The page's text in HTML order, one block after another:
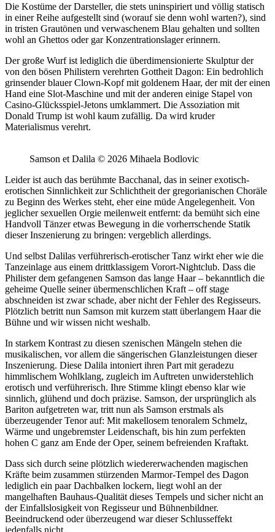
Die Kostüme der Darsteller, die stets uninspiriert und völlig statisch
in einer Reihe aufgestellt sind (worauf sie denn wohl warten?), sind
in tristen Grautönen und verwaschenem Blau gehalten und sollten
wohl an Ghettos oder gar Konzentrationslager erinnern.
Der große Wurf ist lediglich die überdimensionierte Skulptur der
von den bösen Philistern verehrten Gottheit Dagon: Ein bedrohlich
grinsender blauer Clown-Kopf mit goldenem Haar, der mit der einen
Hand eine Slot-Maschine und mit der anderen einige Stapel von
Casino-Glücksspiel-Jetons umklammert. Die Assoziation mit
Donald Trump ist wohl kaum zufällig. Da wird kruder
Materialismus verehrt.
Samson et Dalila © 2026 Mihaela Bodlovic
Leider ist auch das berühmte Bacchanal, das in seiner exotisch-
erotischen Sinnlichkeit zur Schlichtheit der gregorianischen Choräle
zu Beginn des Werkes steht, eher eine müde Angelegenheit. Von
jeglicher sexuellen Orgie meilenweit entfernt: da bemüht sich eine
Handvoll Tänzer etwas Bewegung in die vorherrschende Statik
dieser Inszenierung zu bringen: vergeblich allerdings.
Und selbst Dalilas verführerisch-erotischer Tanz wirkt eher wie die
Tanzeinlage aus einem drittklassigem Vorort-Nightclub. Dass die
Philister dem gefangenen Samson das lange Haar – bekanntlich die
geheime Quelle seiner übermenschlichen Kraft – off stage
abschneiden ist zwar schade, aber nicht der Fehler des Regisseurs.
Plötzlich betritt nun Samson mit kurzem statt überlangem Haar die
Bühne und wir wissen nicht weshalb.
In starkem Kontrast zu diesen szenischen Mängeln stehen die
musikalischen, vor allem die sängerischen Glanzleistungen dieser
Inszenierung. Diese Dalila intoniert ihren Part mit geradezu
himmlischem Wohlklang, zugleich im Auftreten unwiderstehlich
erotisch und verführerisch. Ihre Stimme klingt ebenso klar wie
sinnlich, glühend und doch präzise. Samson, der ursprünglich als
Bariton aufgetreten war, tritt nun als Samson erstmals als
überzeugender Tenor auf: Mit makellosem tenoralem Schmelz,
Wärme und ungebremster Leidenschaft, bis hin zum perfekten
hohen C ganz am Ende der Oper, seinem befreienden Kraftakt.
Dass sich durch seine plötzlich wiedererwachenden magischen
Kräfte beim zusammen stürzenden Marmor-Tempel des Dagon
lediglich ein paar Dachbalken lockern, liegt wohl an der
mangelhaften Bauhaus-Qualität dieses Tempels und sicher nicht an
der Einfallslosigkeit von Regisseur und Bühnenbildner.
Beeindruckend oder überzeugend war dieser Schlusseffekt
jedenfalls nicht.